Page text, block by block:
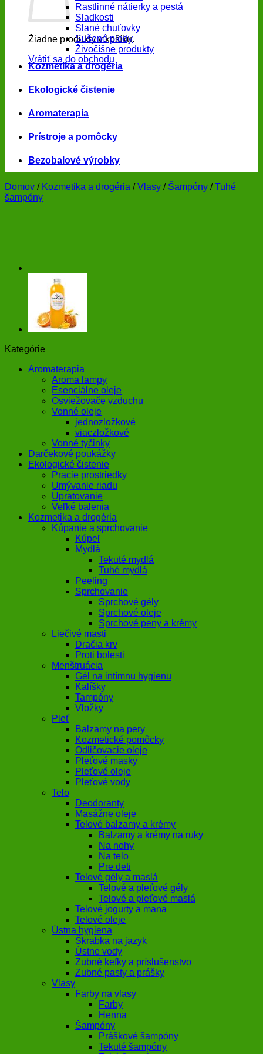
Žiadne produkty v košíku.
Vrátiť sa do obchodu
Rastlinné nátierky a pestá
Sladkosti
Slané chuťovky
Sušené plody
Živočíšne produkty
Kozmetika a drogéria
Ekologické čistenie
Aromaterapia
Prístroje a pomôcky
Bezobalové výrobky
Domov / Kozmetika a drogéria / Vlasy / Šampóny / Tuhé
šampóny
Kategórie
Aromaterapia
Aroma lampy
Esenciálne oleje
Osviežovače vzduchu
Vonné oleje
jednozložkové
viaczložkové
Vonné tyčinky
Darčekové poukážky
Ekologické čistenie
Pracie prostriedky
Umývanie riadu
Upratovanie
Veľké balenia
Kozmetika a drogéria
Kúpanie a sprchovanie
Kúpeľ
Mydlá
Tekuté mydlá
Tuhé mydlá
Peeling
Sprchovanie
Sprchové gély
Sprchové oleje
Sprchové peny a krémy
Liečivé masti
Dračia krv
Proti bolesti
Menštruácia
Gél na intímnu hygienu
Kalíšky
Tampóny
Vložky
Pleť
Balzamy na pery
Kozmetické pomôcky
Odličovacie oleje
Pleťové masky
Pleťové oleje
Pleťové vody
Telo
Deodoranty
Masážne oleje
Telové balzamy a krémy
Balzamy a krémy na ruky
Na nohy
Na telo
Pre deti
Telové gély a maslá
Telové a pleťové gély
Telové a pleťové maslá
Telové jogurty a mana
Telové oleje
Ústna hygiena
Škrabka na jazyk
Ústne vody
Zubné kefky a príslušenstvo
Zubné pasty a prášky
Vlasy
Farby na vlasy
Farby
Henna
Šampóny
Práškové šampóny
Tekuté šampóny